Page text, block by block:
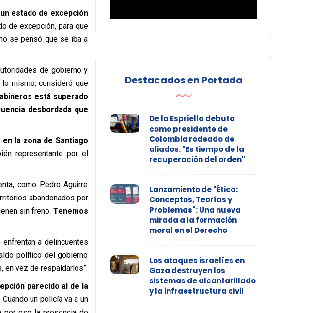
estado de excepción
de excepción, para que
se pensó que se iba a
de gobierno y
mismo, consideró que
está superado
desbordada que
la zona de Santiago
representante por el
como Pedro Aguirre
abandonados por
sin freno. Tenemos
enfrentan a delincuentes
político del gobierno
en vez de respaldarlos”.
parecido al de la
Cuando un policía va a un
Destacados en Portada
De la Espriella debuta
como presidente de
Colombia rodeado de
aliados: "Es tiempo de la
recuperación del orden"
Lanzamiento de "Ética:
Conceptos, Teorías y
Problemas": Una nueva
mirada a la formación
moral en el Derecho
Los ataques israelíes en
Gaza destruyen los
sistemas de alcantarillado
y la infraestructura civil